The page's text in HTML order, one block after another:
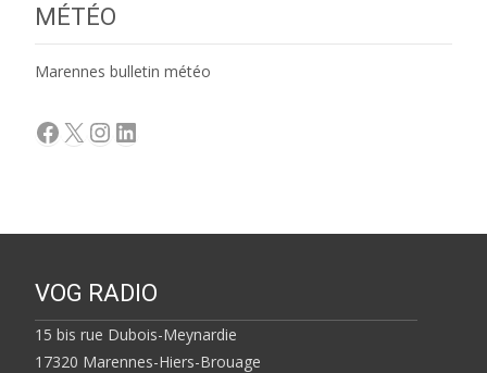
MÉTÉO
Marennes bulletin météo
Facebook
X Instagram
LinkedIn
VOG RADIO
15 bis rue Dubois-Meynardie
17320 Marennes-Hiers-Brouage